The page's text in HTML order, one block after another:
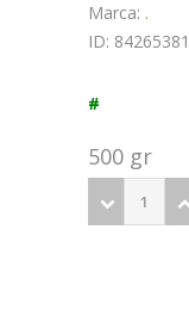
Marca: .
ID:
#
500 gr